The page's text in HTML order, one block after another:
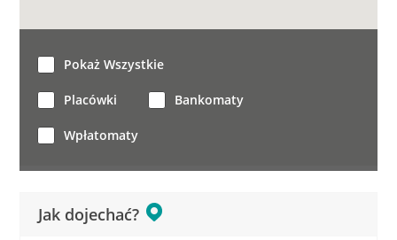
Jak dojechać?
Pokaż Wszystkie
Placówki Bankomaty
Wpłatomaty